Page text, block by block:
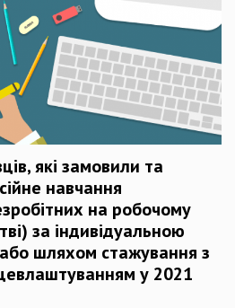
які замовили та
навчання
на робочому
за індивідуальною
шляхом стажування з
у 2021